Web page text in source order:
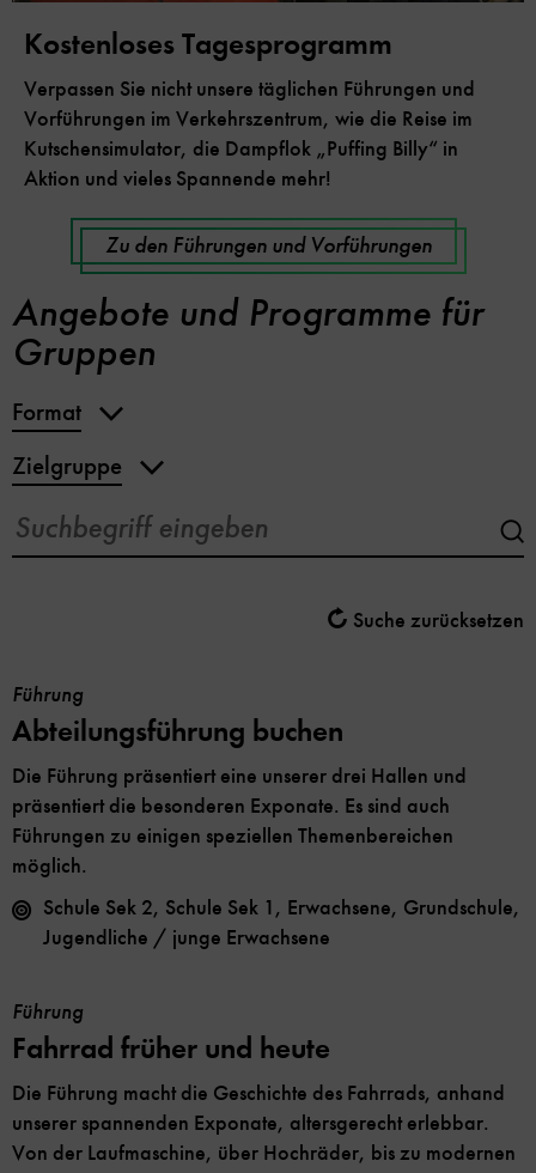
Kostenloses Tagesprogramm
Verpassen Sie nicht unsere täglichen Führungen und
Vorführungen im Verkehrszentrum, wie die Reise im
Kutschensimulator, die Dampflok „Puffing Billy“ in
Aktion und vieles Spannende mehr!
Zu den Führungen und Vorführungen
Angebote und Programme für
Gruppen
Format
Zielgruppe
Suche zurücksetzen
Führung
Abteilungsführung buchen
Die Führung präsentiert eine unserer drei Hallen und
präsentiert die besonderen Exponate. Es sind auch
Führungen zu einigen speziellen Themenbereichen
möglich.
Schule Sek 2, Schule Sek 1, Erwachsene, Grundschule,
Jugendliche / junge Erwachsene
Führung
Fahrrad früher und heute
Die Führung macht die Geschichte des Fahrrads, anhand
unserer spannenden Exponate, altersgerecht erlebbar.
Von der Laufmaschine, über Hochräder, bis zu modernen